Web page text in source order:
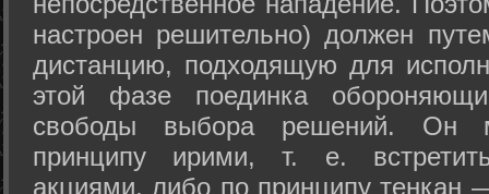
настроен решительно) должен
дистанцию, подходящую для
этой фазе поединка
свободы выбора решений. Он
принципу ирими, т. е.
акциями, либо по принципу тенкан